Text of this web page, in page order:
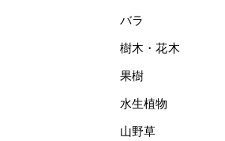
バラ
樹木・花木
果樹
水生植物
山野草